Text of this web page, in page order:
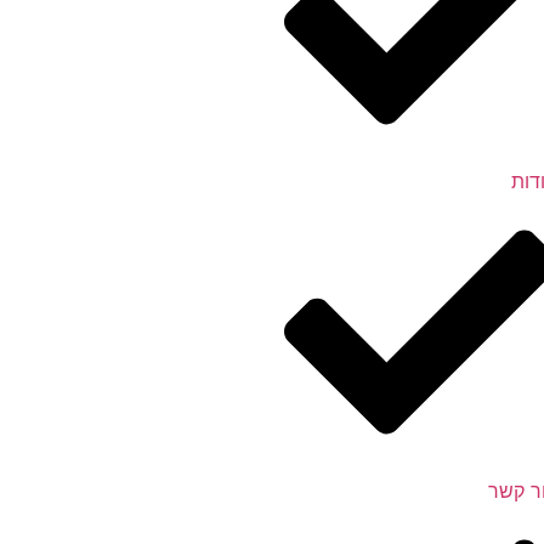
קשר